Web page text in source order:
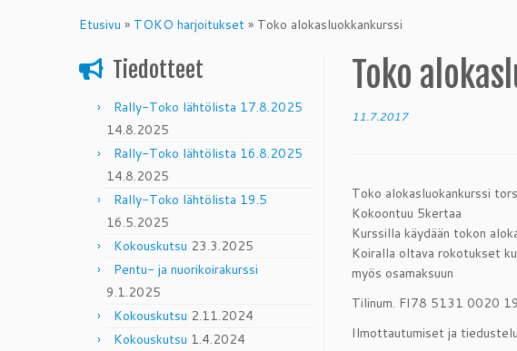
Etusivu » TOKO harjoitukset » Toko alokasluokkankurssi
Tiedotteet
Rally-Toko lähtölista 17.8.2025
14.8.2025
Rally-Toko lähtölista 16.8.2025
14.8.2025
Rally-Toko lähtölista 19.5
16.5.2025
Kokouskutsu 23.3.2025
Pentu- ja nuorikoirakurssi
9.1.2025
Kokouskutsu 2.11.2024
Kokouskutsu 1.4.2024
Toko
11.7.2017
Toko alokasluokankurssi
Kokoontuu 5kertaa
Kurssilla käydään tokon
Koiralla oltava rokotukset
myös osamaksuun
Tilinum. FI78 5131 0020
Ilmottautumiset ja